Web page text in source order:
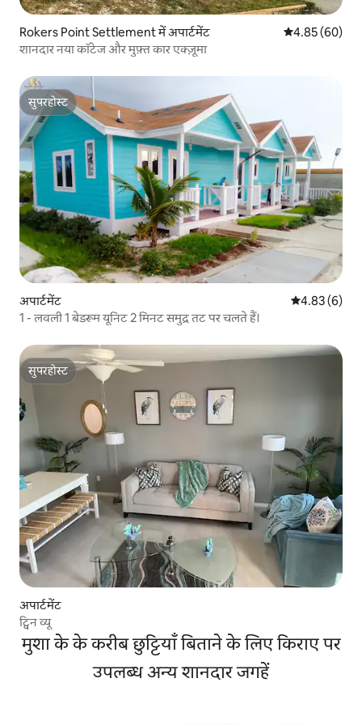
Rokers Point Settlement में अपार्टमेंट औसत रेटिंग 5 में
4.85 (60)
शानदार नया कॉटेज और मुफ़्त कार एक्ज़ूमा
सुपरहोस्ट
सुपरहोस्ट
अपार्टमेंट औसत रेटिंग 5 में
4.83 (6)
1 - लवली 1 बेडरूम यूनिट 2 मिनट समुद्र तट पर चलते हैं।
सुपरहोस्ट
सुपरहोस्ट
अपार्टमेंट
ट्विन व्यू
मुशा के के करीब छुट्टियाँ बिताने के लिए किराए पर
उपलब्ध अन्य शानदार जगहें